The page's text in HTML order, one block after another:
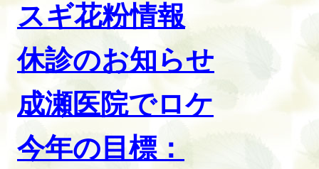
スギ花粉情報
休診のお知らせ
成瀬医院でロケ
今年の目標：